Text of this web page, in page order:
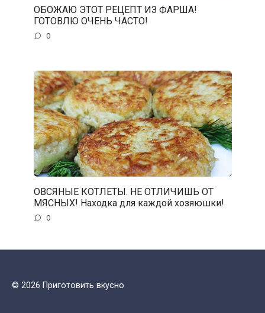
ОБОЖАЮ ЭТОТ РЕЦЕПТ ИЗ ФАРША!
ГОТОВЛЮ ОЧЕНЬ ЧАСТО!
0
ОВСЯНЫЕ КОТЛЕТЫ. НЕ ОТЛИЧИШЬ ОТ
МЯСНЫХ! Находка для каждой хозяюшки!
0
© 2026 Приготовить вкусно